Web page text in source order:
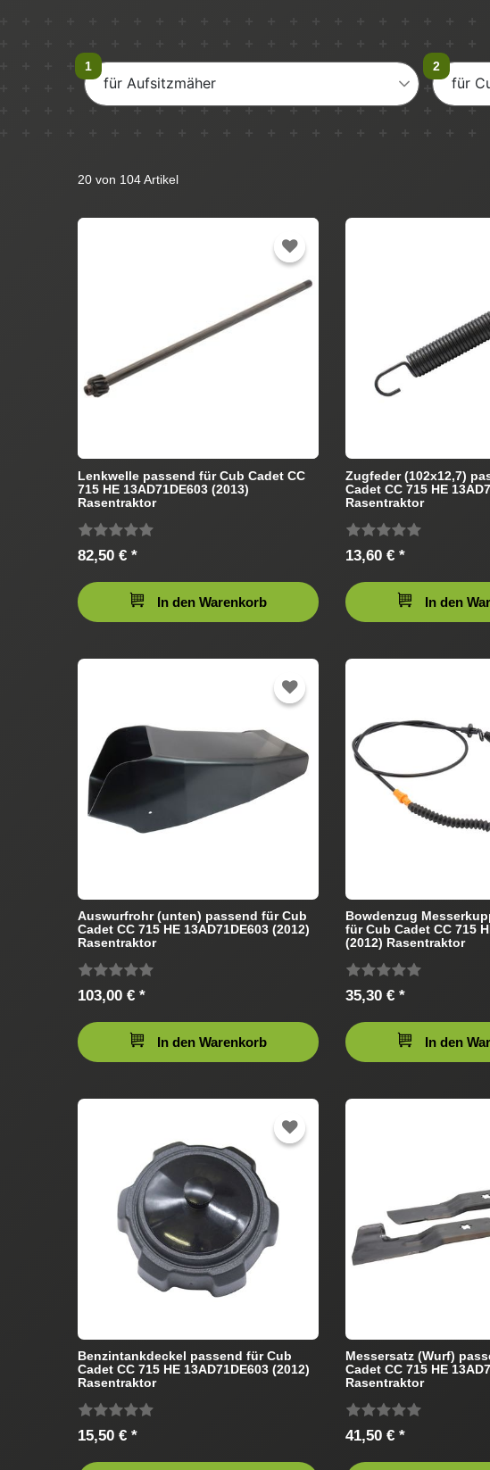
für Aufsitzmäher für
20 von 104 Artikel
Lenkwelle passend für Cub Cadet CC
715 HE 13AD71DE603 (2013)
Rasentraktor
82,50 € *
In den Warenkorb
Zugfeder (102x12,7)
Cadet CC 715 HE
Rasentraktor
13,60 € *
In den
Auswurfrohr (unten) passend für Cub
Cadet CC 715 HE 13AD71DE603 (2012)
Rasentraktor
103,00 € *
In den Warenkorb
Bowdenzug
für Cub Cadet CC 715
(2012) Rasentraktor
35,30 € *
In den
Benzintankdeckel passend für Cub
Cadet CC 715 HE 13AD71DE603 (2012)
Rasentraktor
15,50 € *
Messersatz (Wurf)
Cadet CC 715 HE
Rasentraktor
41,50 € *